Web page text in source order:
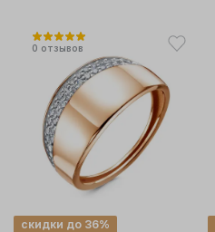
0 отзывов
скидки до 36%